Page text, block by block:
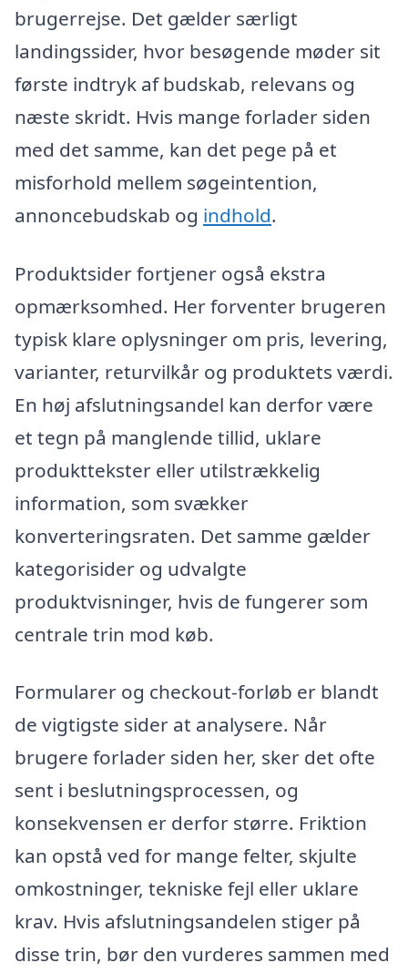
brugerrejse. Det gælder særligt
landingssider, hvor besøgende møder sit
første indtryk af budskab, relevans og
næste skridt. Hvis mange forlader siden
med det samme, kan det pege på et
misforhold mellem søgeintention,
annoncebudskab og indhold.
Produktsider fortjener også ekstra
opmærksomhed. Her forventer brugeren
typisk klare oplysninger om pris, levering,
varianter, returvilkår og produktets værdi.
En høj afslutningsandel kan derfor være
et tegn på manglende tillid, uklare
produkttekster eller utilstrækkelig
information, som svækker
konverteringsraten. Det samme gælder
kategorisider og udvalgte
produktvisninger, hvis de fungerer som
centrale trin mod køb.
Formularer og checkout-forløb er blandt
de vigtigste sider at analysere. Når
brugere forlader siden her, sker det ofte
sent i beslutningsprocessen, og
konsekvensen er derfor større. Friktion
kan opstå ved for mange felter, skjulte
omkostninger, tekniske fejl eller uklare
krav. Hvis afslutningsandelen stiger på
disse trin, bør den vurderes sammen med